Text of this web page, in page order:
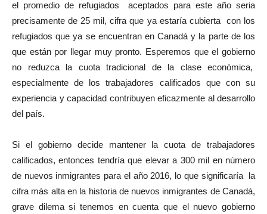
el promedio de refugiados aceptados para este año seria
precisamente de 25 mil, cifra que ya estaría cubierta con los
refugiados que ya se encuentran en Canadá y la parte de los
que están por llegar muy pronto. Esperemos que el gobierno
no reduzca la cuota tradicional de la clase económica,
especialmente de los trabajadores calificados que con su
experiencia y capacidad contribuyen eficazmente al desarrollo
del país.
Si el gobierno decide mantener la cuota de trabajadores
calificados, entonces tendría que elevar a 300 mil en número
de nuevos inmigrantes para el año 2016, lo que significaría la
cifra más alta en la historia de nuevos inmigrantes de Canadá,
grave dilema si tenemos en cuenta que el nuevo gobierno